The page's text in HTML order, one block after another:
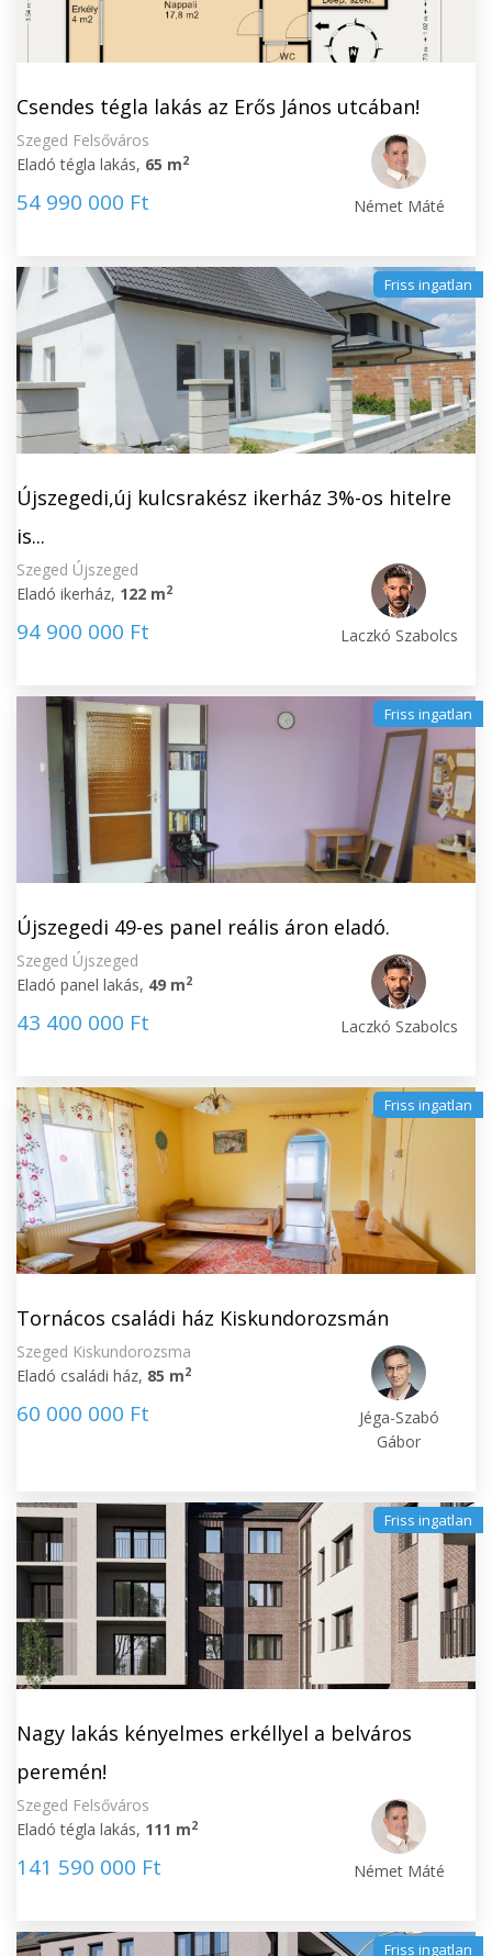
Csendes tégla lakás az Erős János utcában!
Szeged Felsőváros
Eladó tégla lakás, 65 m2
54 990 000 Ft Német Máté
Friss ingatlan
Újszegedi,új kulcsrakész ikerház 3%-os hitelre
is...
Szeged Újszeged
Eladó ikerház, 122 m2
94 900 000 Ft Laczkó Szabolcs
Friss ingatlan
Újszegedi 49-es panel reális áron eladó.
Szeged Újszeged
Eladó panel lakás, 49 m2
43 400 000 Ft Laczkó Szabolcs
Friss ingatlan
Tornácos családi ház Kiskundorozsmán
Szeged Kiskundorozsma
Eladó családi ház, 85 m2
60 000 000 Ft
Jéga-Szabó
Gábor
Friss ingatlan
Nagy lakás kényelmes erkéllyel a belváros
peremén!
Szeged Felsőváros
Eladó tégla lakás, 111 m2
141 590 000 Ft Német Máté
Friss ingatlan